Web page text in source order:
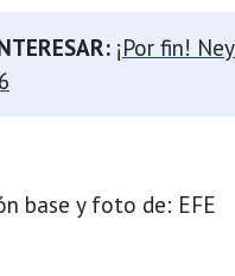
¡Por fin!
base y foto de: EFE